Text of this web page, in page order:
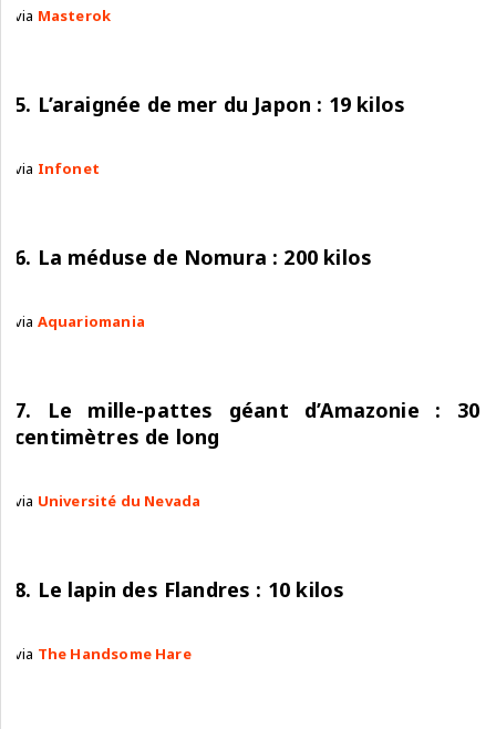
via Masterok
5. L’araignée de mer du Japon : 19 kilos
via Infonet
6. La méduse de Nomura : 200 kilos
via Aquariomania
7. Le mille-pattes géant d’Amazonie : 30
centimètres de long
via Université du Nevada
8. Le lapin des Flandres : 10 kilos
via The Handsome Hare